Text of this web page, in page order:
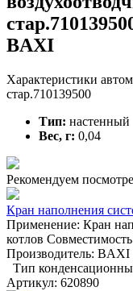
BAXI
Характеристики
стар.710139500
Тип: настенный
Вес, г: 0,04
Рекомендуем
Кран наполнения
Применение: Кран
котлов
Производитель: BAXI
Тип
Артикул: 620890